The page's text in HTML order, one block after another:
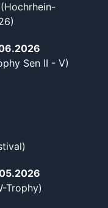
Sen II - V)
Trophy)